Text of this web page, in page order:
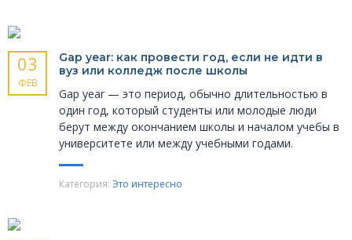
03
ФЕВ
Gap year: как провести год, если не идти в
вуз или колледж после школы
Gap year — это период, обычно длительностью в
один год, который студенты или молодые люди
берут между окончанием школы и началом учебы в
университете или между учебными годами.
Категория: Это интересно